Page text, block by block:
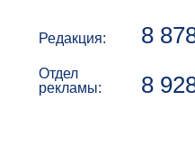
Редакция: 8
Отдел
рекламы:
8